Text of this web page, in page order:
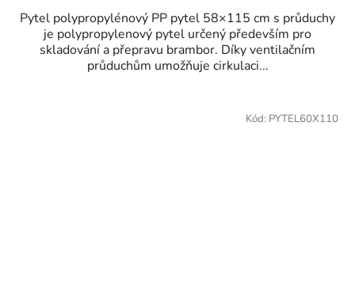
Pytel polypropylénový PP pytel 58×115 cm s průduchy
je polypropylenový pytel určený především pro
skladování a přepravu brambor. Díky ventilačním
průduchům umožňuje cirkulaci...
Kód: PYTEL60X110